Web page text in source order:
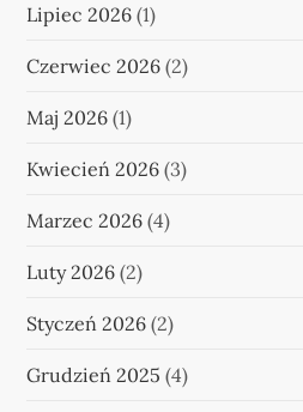
Lipiec 2026 (1)
Czerwiec 2026 (2)
Maj 2026 (1)
Kwiecień 2026 (3)
Marzec 2026 (4)
Luty 2026 (2)
Styczeń 2026 (2)
Grudzień 2025 (4)